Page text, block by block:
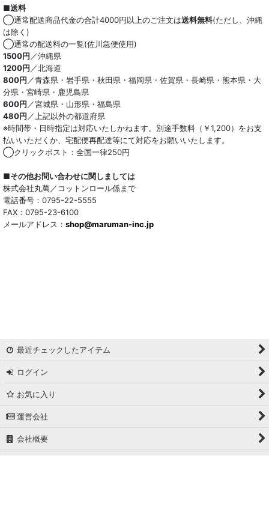
オーガニック
和紙混生地
ポリエステル混
テンセル混
キュプラ/レーヨン混
シルク混
ウール混
トリアセテート混
サッカー/クレープ
マドラスチェック
ドビー
撥水加工
起毛生地
■送料
◯通常配送商品代金の合計4000円以上のご注文は送料無料(ただし、沖縄
は除く)
◯通常の配送料の一覧(佐川急便使用)
1500円 ／沖縄県
1200円 ／北海道
800円 ／青森県・岩手県・秋田県・福岡県・佐賀県・長崎県・熊本県・大
分県・宮崎県・鹿児島県
600円 ／宮城県・山形県・福島県
480円 ／上記以外の都道府県
※時間帯・日時指定は対応いたしかねます。別途手数料（￥1,200）をお支
払いいただくか、宅配便再配達等にて対応をお願いいたします。
◯クリックポスト：全国一律250円
■その他お問い合わせに関しましては
株式会社丸萬／コットンロール係まで
電話番号：0795-22-5555
FAX：0795-23-6100
メールアドレス： shop@maruman-inc.jp
最近チェックしたアイテム
ログイン
お気に入り
運営会社
会社概要